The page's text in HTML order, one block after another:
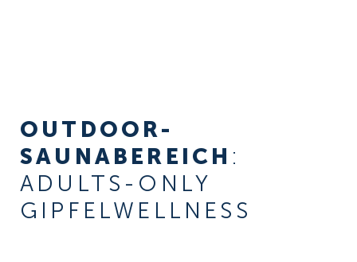
OUTDOOR-
SAUNABEREICH :
ADULTS-ONLY
GIPFELWELLNESS